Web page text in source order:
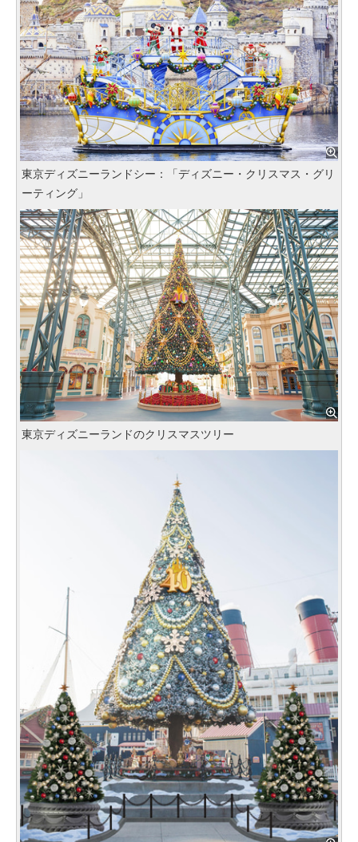
東京ディズニーランドシー：「ディズニー・クリスマス・グリ
ーティング」
東京ディズニーランドのクリスマスツリー